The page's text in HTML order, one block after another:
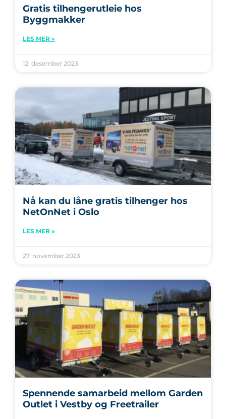
Gratis tilhengerutleie hos
Byggmakker
LES MER »
12. desember 2023
Nå kan du låne gratis tilhenger hos
NetOnNet i Oslo
LES MER »
27. november 2023
Spennende samarbeid mellom Garden
Outlet i Vestby og Freetrailer